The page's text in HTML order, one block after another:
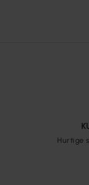
Hurtige